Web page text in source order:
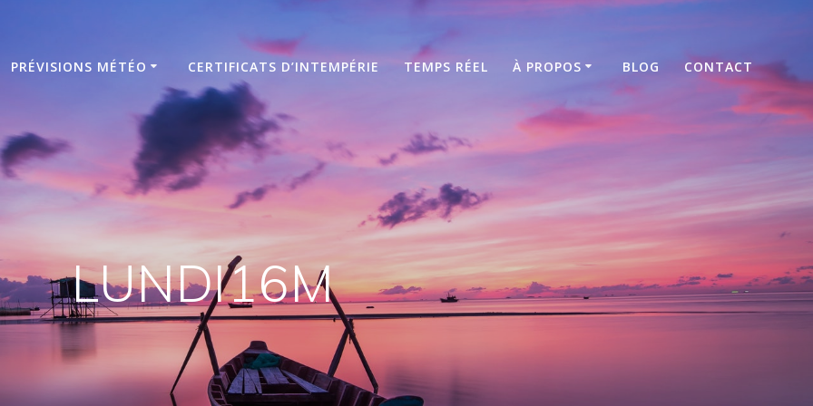
PRÉVISIONS MÉTÉO CERTIFICATS D’INTEMPÉRIE TEMPS RÉEL À PROPOS BLOG CONTACT
LUNDI16M